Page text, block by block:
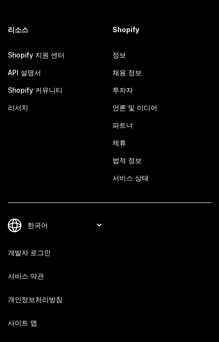
리소스
Shopify 지원 센터
API 설명서
Shopify 커뮤니티
리서치
Shopify
정보
채용 정보
투자자
언론 및 미디어
파트너
제휴
법적 정보
서비스 상태
개발자 로그인
서비스 약관
개인정보처리방침
사이트 맵